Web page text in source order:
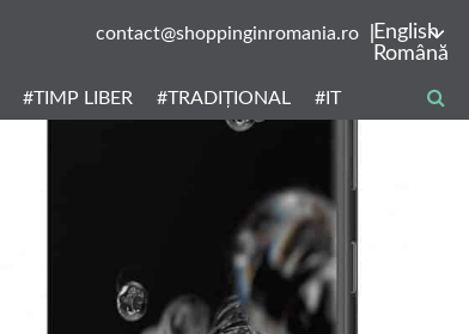
contact@shoppinginromania.ro
English
Română
#TIMP LIBER #TRADIȚIONAL #IT